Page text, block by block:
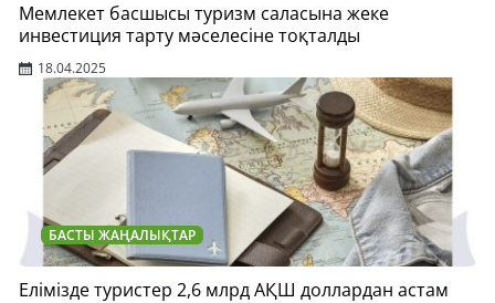
Мемлекет басшысы туризм саласына жеке
инвестиция тарту мәселесіне тоқталды
18.04.2025
БАСТЫ ЖАҢАЛЫҚТАР
Елімізде туристер 2,6 млрд АҚШ доллардан астам